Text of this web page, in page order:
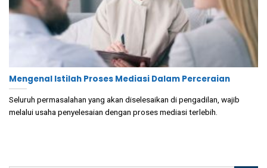
Mengenal Istilah Proses Mediasi Dalam Perceraian
Seluruh permasalahan yang akan diselesaikan di pengadilan, wajib
melalui usaha penyelesaian dengan proses mediasi terlebih.